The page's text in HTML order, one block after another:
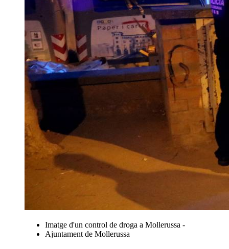
Imatge d'un control de droga a Mollerussa -
Ajuntament de Mollerussa